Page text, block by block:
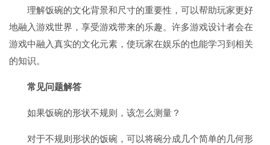
理解饭碗的文化背景和尺寸的重要性，可以帮助玩家更好
地融入游戏世界，享受游戏带来的乐趣。许多游戏设计者会在
游戏中融入真实的文化元素，使玩家在娱乐的也能学习到相关
的知识。
常见问题解答
如果饭碗的形状不规则，该怎么测量？
对于不规则形状的饭碗，可以将碗分成几个简单的几何形